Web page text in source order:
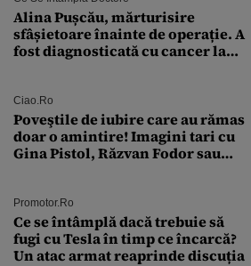
Alina Pușcău, mărturisire
sfâșietoare înainte de operație. A
fost diagnosticată cu cancer la
îmi salvez viața”
Ciao.ro
Poveştile de iubire care au rămas
doar o amintire! Imagini tari cu
Gina Pistol, Răzvan Fodor sau
Promotor.ro
Ce se întâmplă dacă trebuie să
fugi cu Tesla în timp ce încarcă?
Un atac armat reaprinde discuția